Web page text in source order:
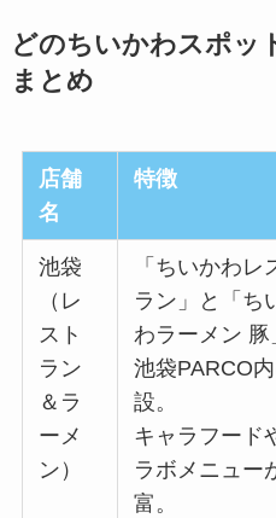
どのちいかわスポッ
まとめ
店舗
名
特徴
池袋
（レ
スト
ラン
＆ラ
ーメ
ン）
「ちいかわレ
ラン」と「ち
わラーメン 豚
池袋PARCO
設。
キャラフード
ラボメニュー
富。